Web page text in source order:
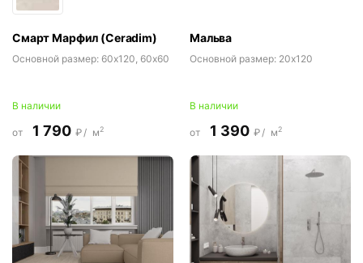
Смарт Марфил (Ceradim)
Основной размер: 60x120, 60x60
В наличии
от 1 790 ₽/ м2
Мальва
Основной размер: 20x120
В наличии
от 1 390 ₽/ м2